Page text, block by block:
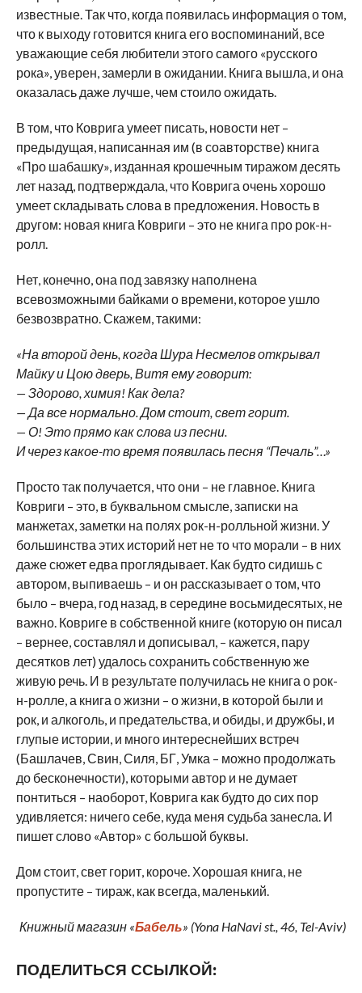
известные. Так что, когда появилась информация о том,
что к выходу готовится книга его воспоминаний, все
уважающие себя любители этого самого «русского
рока», уверен, замерли в ожидании. Книга вышла, и она
оказалась даже лучше, чем стоило ожидать.
В том, что Коврига умеет писать, новости нет –
предыдущая, написанная им (в соавторстве) книга
«Про шабашку», изданная крошечным тиражом десять
лет назад, подтверждала, что Коврига очень хорошо
умеет складывать слова в предложения. Новость в
другом: новая книга Ковриги – это не книга про рок-н-
ролл.
Нет, конечно, она под завязку наполнена
всевозможными байками о времени, которое ушло
безвозвратно. Скажем, такими:
«На второй день, когда Шура Несмелов открывал
Майку и Цою дверь, Витя ему говорит:
— Здорово, химия! Как дела?
— Да все нормально. Дом стоит, свет горит.
— О! Это прямо как слова из песни.
И через какое-то время появилась песня “Печаль”…»
Просто так получается, что они – не главное. Книга
Ковриги – это, в буквальном смысле, записки на
манжетах, заметки на полях рок-н-ролльной жизни. У
большинства этих историй нет не то что морали – в них
даже сюжет едва проглядывает. Как будто сидишь с
автором, выпиваешь – и он рассказывает о том, что
было – вчера, год назад, в середине восьмидесятых, не
важно. Ковриге в собственной книге (которую он писал
– вернее, составлял и дописывал, – кажется, пару
десятков лет) удалось сохранить собственную же
живую речь. И в результате получилась не книга о рок-
н-ролле, а книга о жизни – о жизни, в которой были и
рок, и алкоголь, и предательства, и обиды, и дружбы, и
глупые истории, и много интереснейших встреч
(Башлачев, Свин, Силя, БГ, Умка – можно продолжать
до бесконечности), которыми автор и не думает
понтиться – наоборот, Коврига как будто до сих пор
удивляется: ничего себе, куда меня судьба занесла. И
пишет слово «Автор» с большой буквы.
Дом стоит, свет горит, короче. Хорошая книга, не
пропустите – тираж, как всегда, маленький.
Книжный магазин «Бабель» (Yona HaNavi st., 46, Tel-Aviv)
ПОДЕЛИТЬСЯ ССЫЛКОЙ: